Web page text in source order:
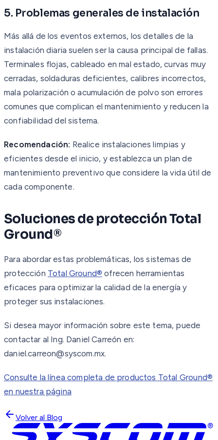
5. Problemas generales de instalación
Más allá de los eventos externos, los detalles de la
instalación diaria suelen ser la causa principal de fallas.
Terminales flojas, cableado en mal estado, curvas muy
cerradas, soldaduras deficientes, calibres incorrectos,
mala polarización o acumulación de polvo son errores
comunes que complican el mantenimiento y reducen la
confiabilidad del sistema.
Recomendación: Realice instalaciones limpias y
eficientes desde el inicio, y establezca un plan de
mantenimiento preventivo que considere la vida útil de
cada componente.
Soluciones de protección Total
Ground®
Para abordar estas problemáticas, los sistemas de
protección Total Ground® ofrecen herramientas
eficaces para optimizar la calidad de la energía y
proteger sus instalaciones.
Si desea mayor información sobre este tema, puede
contactar al Ing. Daniel Carreón en:
daniel.carreon@syscom.mx.
Consulte la línea completa de productos Total Ground®
en nuestra página
Volver al Blog